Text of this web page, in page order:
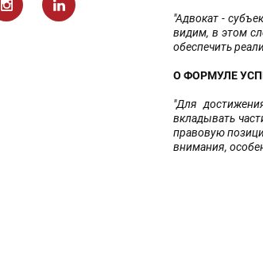
"Адвокат -
видим, в этом
обеспечить
О ФОРМУЛЕ
"Для
вкладывать
правовую
внимания,